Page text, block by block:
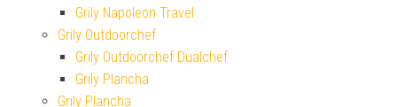
Grily Napoleon Travel
Grily Outdoorchef
Grily Outdoorchef Dualchef
Grily Plancha
Grily Plancha